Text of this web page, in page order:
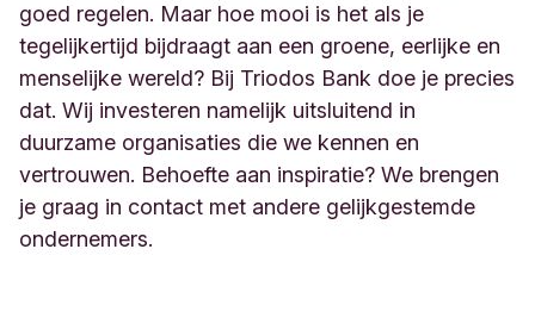
goed regelen. Maar hoe mooi is het als je
tegelijkertijd bijdraagt aan een groene, eerlijke en
menselijke wereld? Bij Triodos Bank doe je precies
dat. Wij investeren namelijk uitsluitend in
duurzame organisaties die we kennen en
vertrouwen. Behoefte aan inspiratie? We brengen
je graag in contact met andere gelijkgestemde
ondernemers.